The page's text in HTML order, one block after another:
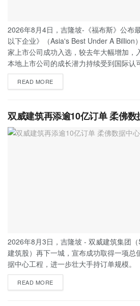
2026年8月4日，吉隆坡-《福布斯》公布
以下企业》（Asia's Best Under A Billion
家上市公司成功入选，较去年大幅增加，
本地上市公司的成长潜力持续受到国际认
READ MORE
双威建筑再添逾10亿订单 柔佛
2026年8月3日，吉隆坡 - 双威建筑集团
建筑股）再下一城，宣布成功取得一项总
据中心工程，进一步壮大手持订单规模。
READ MORE